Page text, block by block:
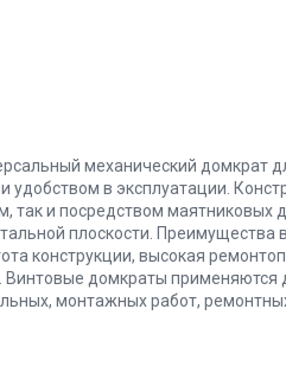
механический домкрат
удобством в эксплуатации.
так и посредством маятниковых
плоскости.
конструкции, высокая
Винтовые домкраты
монтажных работ,